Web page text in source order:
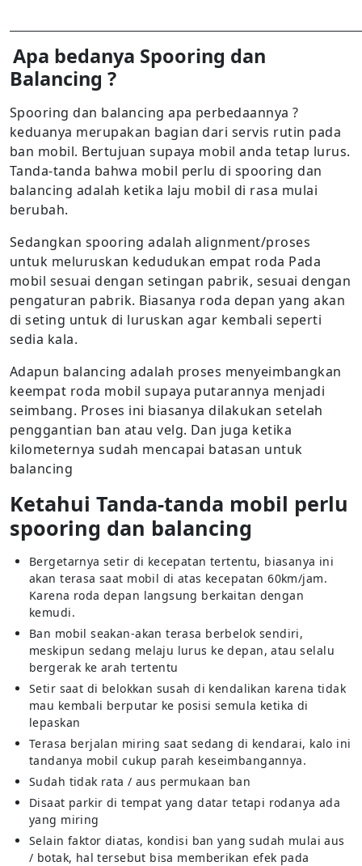
Apa bedanya Spooring dan
Balancing ?
Spooring dan balancing apa perbedaannya ?
keduanya merupakan bagian dari servis rutin pada
ban mobil. Bertujuan supaya mobil anda tetap lurus.
Tanda-tanda bahwa mobil perlu di spooring dan
balancing adalah ketika laju mobil di rasa mulai
berubah.
Sedangkan spooring adalah alignment/proses
untuk meluruskan kedudukan empat roda Pada
mobil sesuai dengan setingan pabrik, sesuai dengan
pengaturan pabrik. Biasanya roda depan yang akan
di seting untuk di luruskan agar kembali seperti
sedia kala.
Adapun balancing adalah proses menyeimbangkan
keempat roda mobil supaya putarannya menjadi
seimbang. Proses ini biasanya dilakukan setelah
penggantian ban atau velg. Dan juga ketika
kilometernya sudah mencapai batasan untuk
balancing
Ketahui Tanda-tanda mobil perlu
spooring dan balancing
Bergetarnya setir di kecepatan tertentu, biasanya ini
akan terasa saat mobil di atas kecepatan 60km/jam.
Karena roda depan langsung berkaitan dengan
kemudi.
Ban mobil seakan-akan terasa berbelok sendiri,
meskipun sedang melaju lurus ke depan, atau selalu
bergerak ke arah tertentu
Setir saat di belokkan susah di kendalikan karena tidak
mau kembali berputar ke posisi semula ketika di
lepaskan
Terasa berjalan miring saat sedang di kendarai, kalo ini
tandanya mobil cukup parah keseimbangannya.
Sudah tidak rata / aus permukaan ban
Disaat parkir di tempat yang datar tetapi rodanya ada
yang miring
Selain faktor diatas, kondisi ban yang sudah mulai aus
/ botak, hal tersebut bisa memberikan efek pada